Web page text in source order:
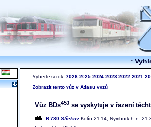
..:
Vyberte si rok: 2026 2025 2024 2023 2022 2021
Zobrazit tento vůz v Atlasu vozů
Vůz BDs450 se vyskytuje v řazení
R 780 Střekov Kolín 21.14, Nymburk hl.n.